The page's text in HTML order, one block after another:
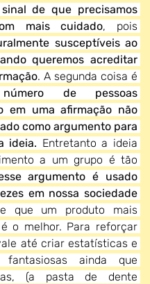
de que precisamos
mais cuidado
susceptíveis ao
queremos acreditar
. A segunda coisa é
de pessoas
em uma afirmação não
como argumento para
ideia. Entretanto a ideia
a um grupo é tão
argumento é usado
em nossa sociedade
que um produto mais
o melhor. Para reforçar
até criar estatísticas e
fantasiosas ainda que
(a pasta de dente